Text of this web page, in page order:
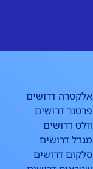
אלקטרה דרושים
פרטנר דרושים
וולט דרושים
מגדל דרושים
סלקום דרושים